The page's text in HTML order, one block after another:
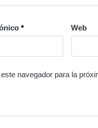
* Web
navegador para la